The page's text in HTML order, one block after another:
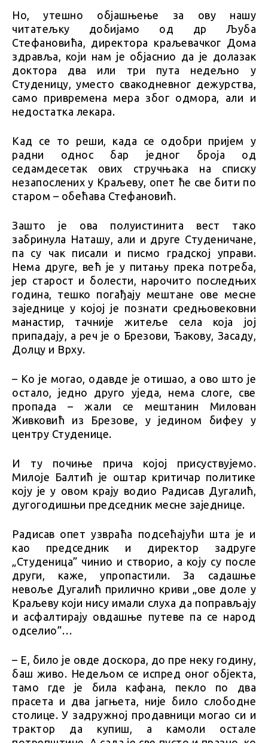
Но, утешно објашњење за ову нашу
читатељку добијамо од др Љуба
Стефановића, директора краљевачког Дома
здравља, који нам је објаснио да је долазак
доктора два или три пута недељно у
Студеницу, уместо свакодневног дежурства,
само привремена мера због одмора, али и
недостатка лекара.
Кад се то реши, када се одобри пријем у
радни однос бар једног броја од
седамдесетак ових стручњака на списку
незапослених у Краљеву, опет ће све бити по
старом – обећава Стефановић.
Зашто је ова полуистинита вест тако
забринула Наташу, али и друге Студеничане,
па су чак писали и писмо градској управи.
Нема друге, већ је у питању прека потреба,
јер старост и болести, нарочито последњих
година, тешко погађају мештане ове месне
заједнице у којој је познати средњовековни
манастир, тачније житеље села која јој
припадају, а реч је о Брезови, Ђакову, Засаду,
Долцу и Врху.
– Ко је могао, одавде је отишао, а ово што је
остало, једно друго уједа, нема слоге, све
пропада – жали се мештанин Милован
Живковић из Брезове, у једином бифеу у
центру Студенице.
И ту почиње прича којој присуствујемо.
Милоје Балтић је оштар критичар политике
коју је у овом крају водио Радисав Дугалић,
дугогодишњи председник месне заједнице.
Радисав опет узвраћа подсећајући шта је и
као председник и директор задруге
„Студеница” чинио и створио, а коју су после
други, каже, упропастили. За садашње
невоље Дугалић прилично криви „ове доле у
Краљеву који нису имали слуха да поправљају
и асфалтирају овдашње путеве па се народ
одселио”…
– Е, било је овде доскора, до пре неку годину,
баш живо. Недељом се испред оног објекта,
тамо где је била кафана, пекло по два
прасета и два јагњета, није било слободне
столице. У задружној продавници могао си и
трактор да купиш, а камоли остале